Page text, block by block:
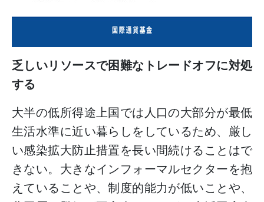
乏しいリソースで困難なトレードオフに対処
する
大半の低所得途上国では人口の大部分が最低
生活水準に近い暮らしをしているため、厳し
い感染拡大防止措置を長い間続けることはで
きない。大きなインフォーマルセクターを抱
えていることや、制度的能力が低いことや、